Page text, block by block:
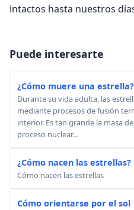
intactos hasta nuestros
Puede interesarte
¿Cómo muere una estrella?
Durante su vida adulta, las
mediante procesos de fusión
interior. Es tan grande la masa
proceso nuclear...
¿Cómo nacen las estrellas?
Cómo nacen las estrellas
Cómo orientarse por el sol